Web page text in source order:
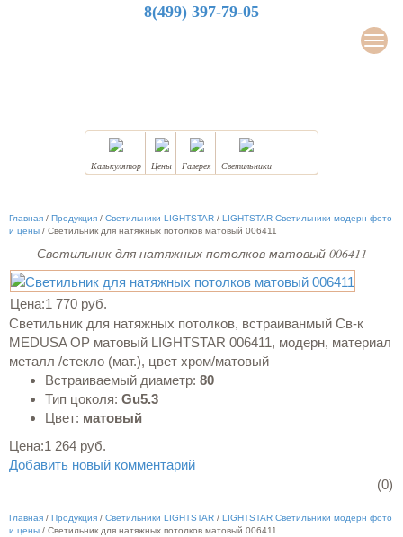
8(499) 397-79-05
Калькулятор Цены Галерея Светильники
Главная / Продукция / Светильники LIGHTSTAR / LIGHTSTAR Светильники модерн фото
и цены / Светильник для натяжных потолков матовый 006411
Светильник для натяжных потолков матовый 006411
Цена:1 770 руб.
Светильник для натяжных потолков, встраиванмый Cв-к
MEDUSA OP матовый LIGHTSTAR 006411, модерн, материал
металл /стекло (мат.), цвет хром/матовый
Встраиваемый диаметр: 80
Тип цоколя: Gu5.3
Цвет: матовый
Цена:1 264 руб.
Добавить новый комментарий
(0)
Главная / Продукция / Светильники LIGHTSTAR / LIGHTSTAR Светильники модерн фото
и цены / Светильник для натяжных потолков матовый 006411